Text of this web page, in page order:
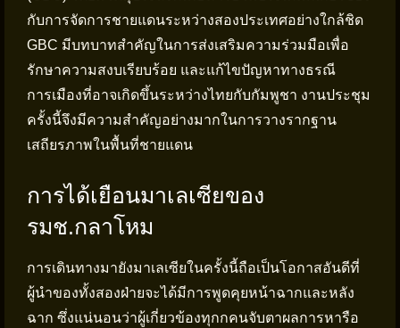
กับการจัดการชายแดนระหว่างสองประเทศอย่างใกล้ชิด
GBC มีบทบาทสำคัญในการส่งเสริมความร่วมมือเพื่อ
รักษาความสงบเรียบร้อย และแก้ไขปัญหาทางธรณี
การเมืองที่อาจเกิดขึ้นระหว่างไทยกับกัมพูชา งานประชุม
ครั้งนี้จึงมีความสำคัญอย่างมากในการวางรากฐาน
เสถียรภาพในพื้นที่ชายแดน
การได้เยือนมาเลเซียของ
รมช.กลาโหม
การเดินทางมายังมาเลเซียในครั้งนี้ถือเป็นโอกาสอันดีที่
ผู้นำของทั้งสองฝ่ายจะได้มีการพูดคุยหน้าฉากและหลัง
ฉาก ซึ่งแน่นอนว่าผู้เกี่ยวข้องทุกกคนจับตาผลการหารือ